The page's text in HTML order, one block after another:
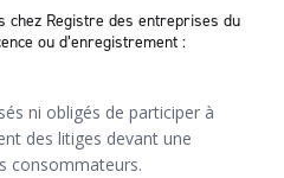
chez Registre des entreprises du
ou d’enregistrement :
ni obligés de participer à
des litiges devant une
consommateurs.